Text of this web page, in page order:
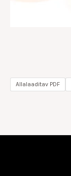
Allalaaditav PDF